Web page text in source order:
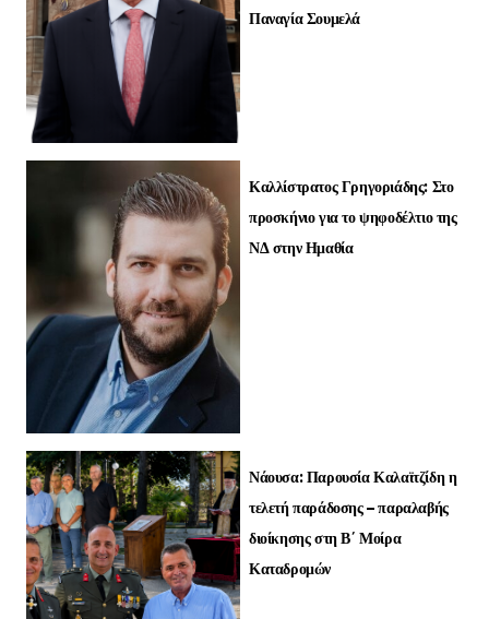
Παναγία Σουμελά
Καλλίστρατος Γρηγοριάδης: Στο
προσκήνιο για το ψηφοδέλτιο της
ΝΔ στην Ημαθία
Νάουσα: Παρουσία Καλαϊτζίδη η
τελετή παράδοσης – παραλαβής
διοίκησης στη Β΄ Μοίρα
Καταδρομών